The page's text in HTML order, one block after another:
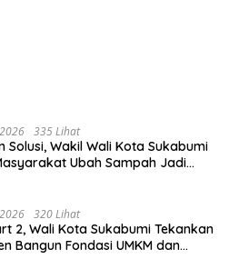
335 Lihat
Solusi, Wakil Wali Kota Sukabumi
Ubah Sampah Jadi
320 Lihat
2, Wali Kota Sukabumi Tekankan
Bangun Fondasi UMKM dan